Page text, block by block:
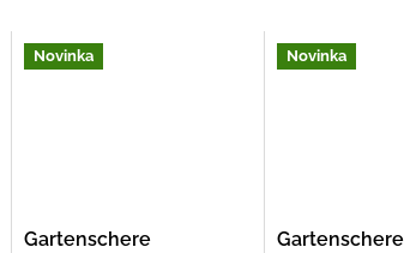
Novinka
Gartenschere
Novinka
Gartenschere